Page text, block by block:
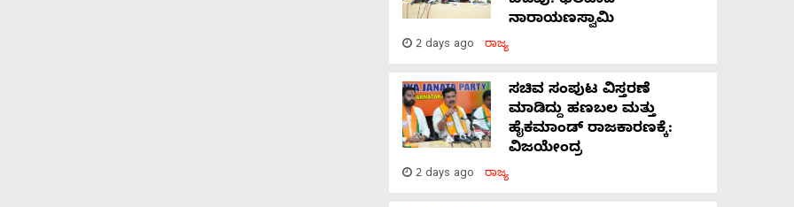
ನಾರಾಯಣಸ್ವಾಮಿ
2 days ago ರಾಜ್ಯ
ಸಚಿವ ಸಂಪುಟ ವಿಸ್ತರಣೆ
ಮಾಡಿದ್ದು ಹಣಬಲ ಮತ್ತು
ಹೈಕಮಾಂಡ್ ರಾಜಕಾರಣಕ್ಕೆ:
ವಿಜಯೇಂದ್ರ
2 days ago ರಾಜ್ಯ